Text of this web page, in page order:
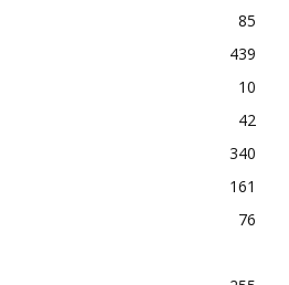
85
439
10
42
340
161
76